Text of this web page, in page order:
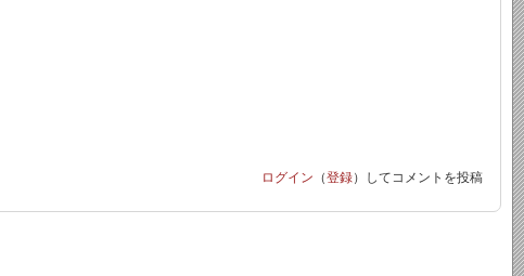
ログイン （登録）してコメントを投稿